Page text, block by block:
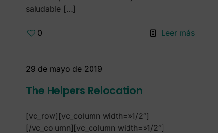
saludable […]
0 Leer más
29 de mayo de 2019
The Helpers Relocation
[vc_row][vc_column width=»1/2″]
[/vc_column][vc_column width=»1/2″]